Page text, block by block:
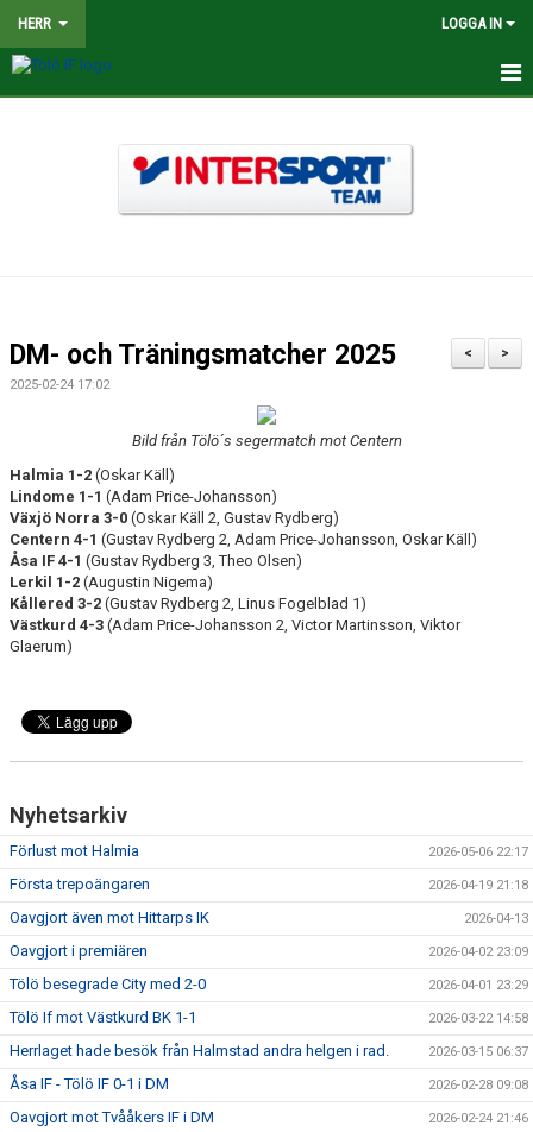
HERR LOGGA IN
BILDGALLERI
KONTAKT
>
<
DM- och Träningsmatcher 2025
2025-02-24 17:02
Bild från Tölö´s segermatch mot Centern
Halmia 1-2 (Oskar Käll)
Lindome 1-1 (Adam Price-Johansson)
Växjö Norra 3-0 (Oskar Käll 2, Gustav Rydberg)
Centern 4-1 (Gustav Rydberg 2, Adam Price-Johansson, Oskar Käll)
Åsa IF 4-1 (Gustav Rydberg 3, Theo Olsen)
Lerkil 1-2 (Augustin Nigema)
Kållered 3-2 (Gustav Rydberg 2, Linus Fogelblad 1)
Västkurd 4-3 (Adam Price-Johansson 2, Victor Martinsson, Viktor
Glaerum)
Nyhetsarkiv
Förlust mot Halmia 2026-05-06 22:17
Första trepoängaren 2026-04-19 21:18
Oavgjort även mot Hittarps IK 2026-04-13
Oavgjort i premiären 2026-04-02 23:09
Tölö besegrade City med 2-0 2026-04-01 23:29
Tölö If mot Västkurd BK 1-1 2026-03-22 14:58
Herrlaget hade besök från Halmstad andra helgen i rad. 2026-03-15 06:37
Åsa IF - Tölö IF 0-1 i DM 2026-02-28 09:08
Oavgjort mot Tvååkers IF i DM 2026-02-24 21:46